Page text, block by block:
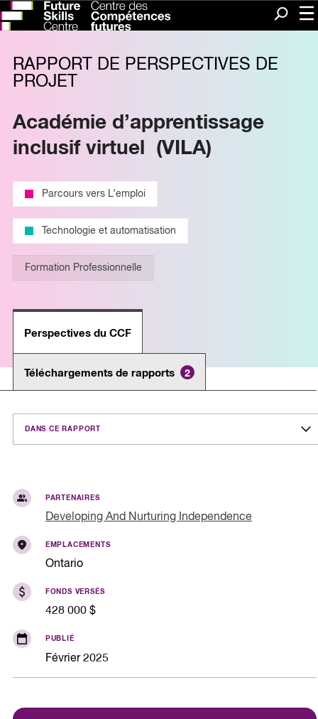
RAPPORT DE PERSPECTIVES DE
PROJET
Académie d’apprentissage
inclusif virtuel (VILA)
Parcours vers L’emploi
Technologie et automatisation
Formation Professionnelle
Perspectives du CCF
Téléchargements de rapports 2
PARTENAIRES
Developing And Nurturing Independence
EMPLACEMENTS
Ontario
FONDS VERSÉS
428 000 $
PUBLIÉ
Février 2025
DANS CE RAPPORT